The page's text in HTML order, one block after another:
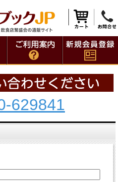
629841